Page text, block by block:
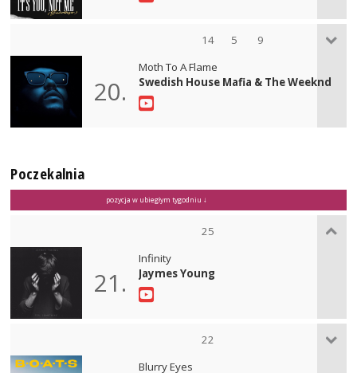
14 5 9
20.
Moth To A Flame
Swedish House Mafia & The Weeknd
Poczekalnia
pozycja w ubiegłym tygodniu ↓
25
21.
Infinity
Jaymes Young
22
Blurry Eyes